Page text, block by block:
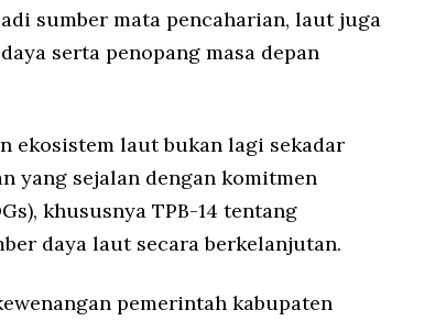
sumber mata pencaharian, laut juga
serta penopang masa depan
ekosistem laut bukan lagi sekadar
yang sejalan dengan komitmen
khususnya TPB-14 tentang
daya laut secara berkelanjutan.
pemerintah kabupaten